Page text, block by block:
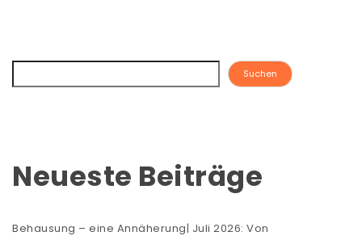
Suchen
Neueste Beiträge
Behausung – eine Annäherung| Juli 2026: Von